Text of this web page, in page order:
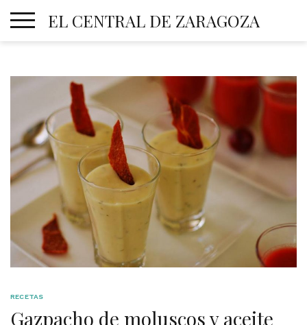
EL CENTRAL DE ZARAGOZA
RECETAS
Gazpacho de moluscos y aceite